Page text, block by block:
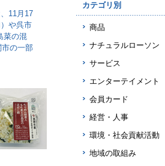
11月17
や呉市
菜の混
の一部
カテゴリ別
商品
ナチュラルローソン
サービス
エンターテイメント
会員カード
経営・人事
環境・社会貢献活動
地域の取組み